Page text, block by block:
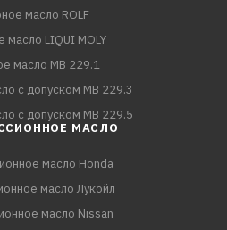
масло ROLF
масло LIQUI MOLY
масло MB 229.1
с допуском MB 229.3
с допуском MB 229.5
МАСЛО
масло Honda
масло Лукойл
масло Nissan